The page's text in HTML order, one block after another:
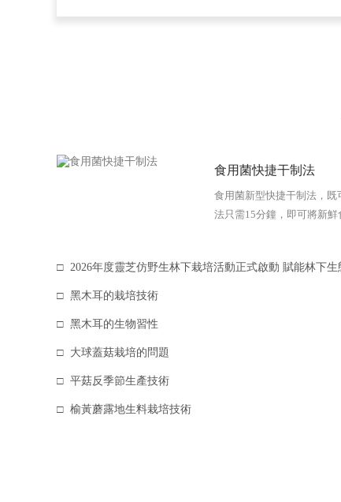
食用菌快捷干制法
食用菌新型快捷干制法，
法只需15分鐘，即可將新
2026年度靈芝仿野生林下栽培活動正式啟動 賦能林下生
黑木耳的栽培技術
黑木耳的生物習性
大球蓋菇栽培的問題
平菇反季節生產技術
榆黃蘑露地生料栽培技術